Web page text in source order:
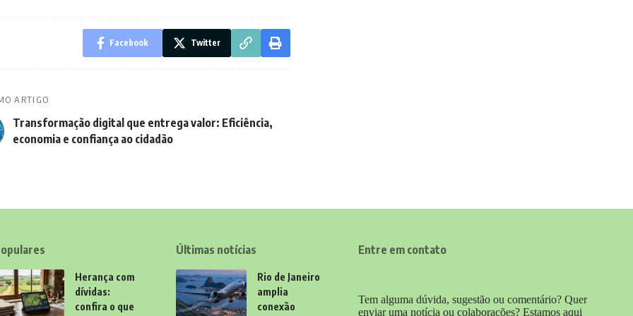
Facebook Twitter
ARTIGO
Transformação digital que entrega valor: Eficiência,
economia e confiança ao cidadão
Herança com
dívidas:
confira o que
Últimas notícias
Rio de Janeiro
amplia
conexão
Entre em contato
Tem alguma dúvida, sugestão ou comentário? Quer
enviar uma notícia ou colaborações? Estamos aqui